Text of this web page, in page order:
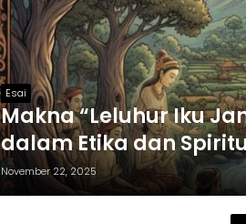
Esai
Makna “Leluhur Iku
dalam Etika dan
November 22, 2025